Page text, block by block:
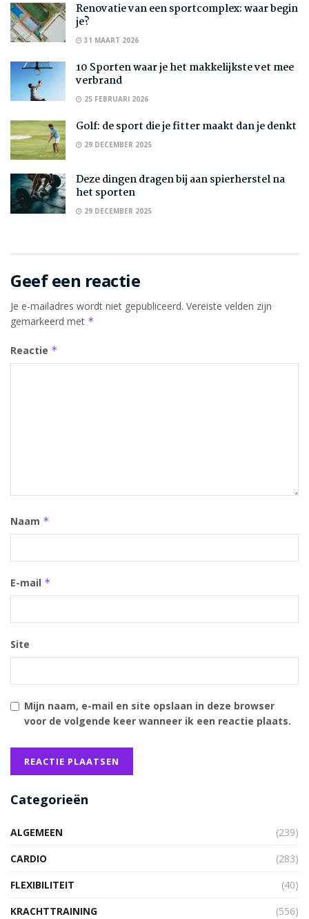
Renovatie van een sportcomplex: waar begin
je?
31 MAART 2026
10 Sporten waar je het makkelijkste vet mee
verbrand
25 FEBRUARI 2026
Golf: de sport die je fitter maakt dan je denkt
29 DECEMBER 2025
Deze dingen dragen bij aan spierherstel na
het sporten
29 DECEMBER 2025
Geef een reactie
Je e-mailadres wordt niet gepubliceerd. Vereiste velden zijn
gemarkeerd met *
Reactie *
Naam *
E-mail *
Site
Mijn naam, e-mail en site opslaan in deze browser
voor de volgende keer wanneer ik een reactie plaats.
Categorieën
ALGEMEEN
(239)
CARDIO
(283)
FLEXIBILITEIT
(40)
KRACHTTRAINING
(556)